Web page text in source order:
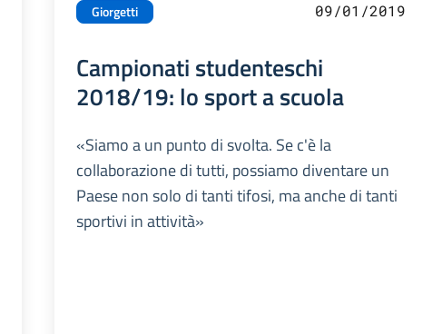
Giorgetti 09/01/2019
Campionati studenteschi
2018/19: lo sport a scuola
«Siamo a un punto di svolta. Se c'è la
collaborazione di tutti, possiamo diventare un
Paese non solo di tanti tifosi, ma anche di tanti
sportivi in attività»